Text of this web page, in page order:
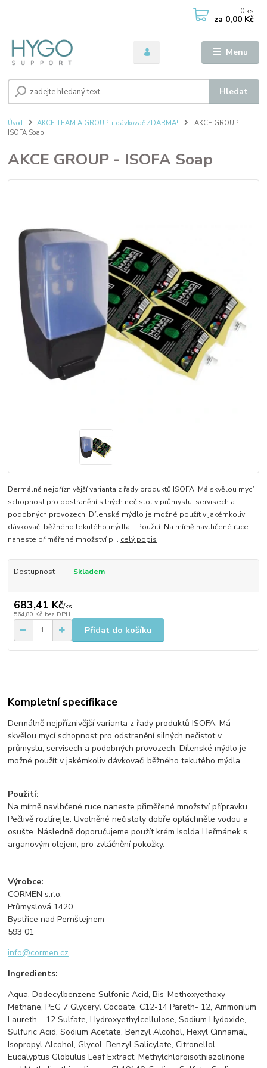
Menu
Hledat
0 ks
za 0,00 Kč
Úvod AKCE TEAM A GROUP + dávkovač ZDARMA!
AKCE GROUP -
ISOFA Soap
AKCE GROUP - ISOFA Soap
Dermálně nejpříznivější varianta z řady produktů ISOFA. Má skvělou mycí
schopnost pro odstranění silných nečistot v průmyslu, servisech a
podobných provozech. Dílenské mýdlo je možné použít v jakémkoliv
dávkovači běžného tekutého mýdla. Použití: Na mírně navlhčené ruce
naneste přiměřené množství p... celý popis
Dostupnost Skladem
683,41 Kč/ks
564,80 Kč bez DPH
Přidat do košíku
Kompletní specifikace
Dermálně nejpříznivější varianta z řady produktů ISOFA. Má
skvělou mycí schopnost pro odstranění silných nečistot v
průmyslu, servisech a podobných provozech. Dílenské mýdlo je
možné použít v jakémkoliv dávkovači běžného tekutého mýdla.
Použití:
Na mírně navlhčené ruce naneste přiměřené množství přípravku.
Pečlivě roztírejte. Uvolněné nečistoty dobře opláchněte vodou a
osušte. Následně doporučujeme použít krém Isolda Heřmánek s
arganovým olejem, pro zvláčnění pokožky.​
Výrobce:​
CORMEN s.r.o.
Průmyslová 1420
Bystřice nad Pernštejnem
593 01
info@cormen.cz
Ingredients:
Aqua, Dodecylbenzene Sulfonic Acid, Bis-Methoxyethoxy
Methane, PEG 7 Glyceryl Cocoate, C12-14 Pareth- 12, Ammonium
Laureth – 12 Sulfate, Hydroxyethylcellulose, Sodium Hydoxide,
Sulfuric Acid, Sodium Acetate, Benzyl Alcohol, Hexyl Cinnamal,
Isopropyl Alcohol, Glycol, Benzyl Salicylate, Citronellol,
Eucalyptus Globulus Leaf Extract, Methylchloroisothiazolinone